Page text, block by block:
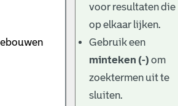
voor resultaten die
op elkaar lijken.
Gebruik een
minteken (-) om
zoektermen uit te
sluiten.